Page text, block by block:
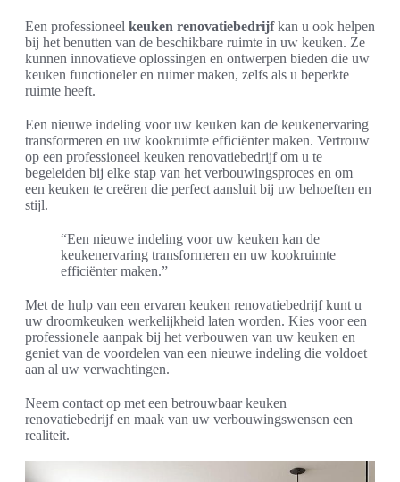
Een professioneel keuken renovatiebedrijfkan u ook helpen
bij het benutten van de beschikbare ruimte in uw keuken. Ze
kunnen innovatieve oplossingen en ontwerpen bieden die uw
keuken functioneler en ruimer maken, zelfs als u beperkte
ruimte heeft.
Een nieuwe indeling voor uw keuken kan de keukenervaring
transformeren en uw kookruimte efficiënter maken. Vertrouw
op een professioneel keuken renovatiebedrijf om u te
begeleiden bij elke stap van het verbouwingsproces en om
een keuken te creëren die perfect aansluit bij uw behoeften en
stijl.
“Een nieuwe indeling voor uw keuken kan de
keukenervaring transformeren en uw kookruimte
efficiënter maken.”
Met de hulp van een ervaren keuken renovatiebedrijf kunt u
uw droomkeuken werkelijkheid laten worden. Kies voor een
professionele aanpak bij het verbouwen van uw keuken en
geniet van de voordelen van een nieuwe indeling die voldoet
aan al uw verwachtingen.
Neem contact op met een betrouwbaar keuken
renovatiebedrijf en maak van uw verbouwingswensen een
realiteit.